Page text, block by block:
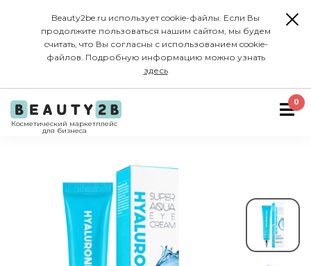
Beauty2be.ru использует cookie-файлы. Если Вы
продолжите пользоваться нашим сайтом, мы будем
считать, что Вы согласны с использованием cookie-
файлов. Подробную информацию можно узнать
здесь
Косметический маркетплейс
для бизнеса
0